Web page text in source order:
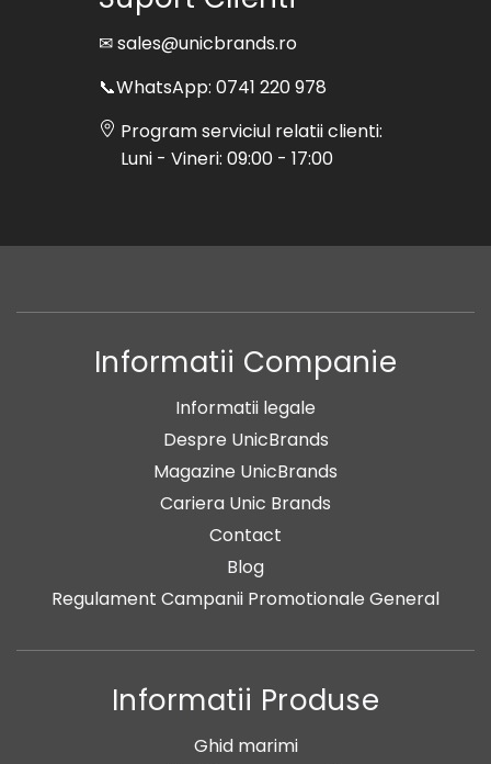
✉ sales@unicbrands.ro
📞WhatsApp: 0741 220 978
Program serviciul relatii clienti:
Luni - Vineri: 09:00 - 17:00
Informatii Companie
Informatii legale
Despre UnicBrands
Magazine UnicBrands
Cariera Unic Brands
Contact
Blog
Regulament Campanii Promotionale General
Informatii Produse
Ghid marimi